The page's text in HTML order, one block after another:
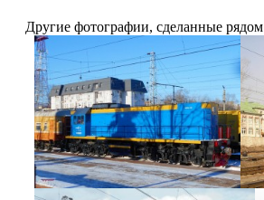
Другие фотографии, сделанные рядом